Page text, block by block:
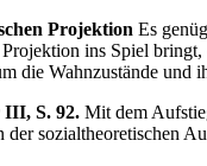
Projektion Es
ins Spiel
die Wahnzustände und
III, S. 92. Mit dem
der sozialtheoretischen